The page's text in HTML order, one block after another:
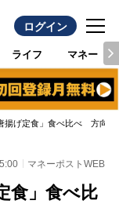
ログイン
ライフ マネー
揚げ定食」食べ比べ 方向性
マネーポストWEB
食」食べ比